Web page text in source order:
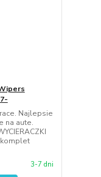
Najlepsie
na aute.
komplet
3-7 dni